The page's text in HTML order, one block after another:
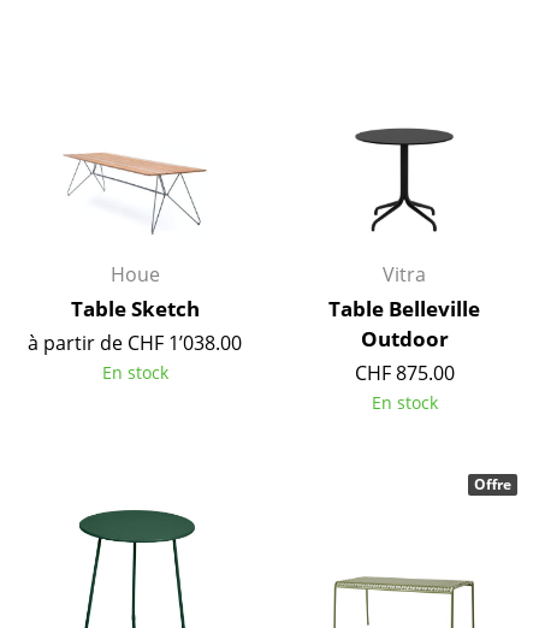
Appliques murales
Luminaires d’extérieur
Lampes sans fil
... voir tous les luminaires
Lits empilables
Lits enfants
Tables de chevet et Accessoires de lit
Houe
Table Sketch
à partir de CHF 1’038.00
En stock
Vitra
Table Belleville
Outdoor
CHF 875.00
En stock
Offre